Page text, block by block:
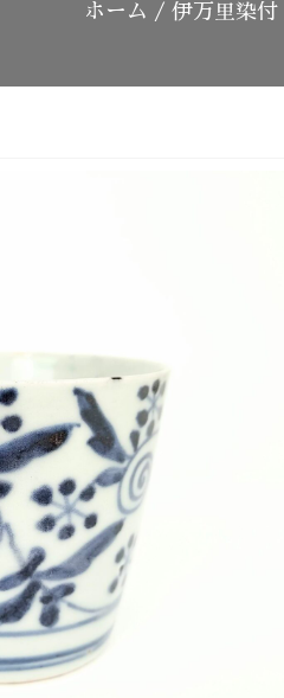
ホーム / 伊万里染付